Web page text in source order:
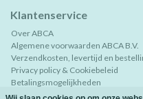
Klantenservice
Over ABCA
Algemene voorwaarden ABCA B.V.
Verzendkosten, levertijd en
Privacy policy & Cookiebeleid
Betalingsmogelijkheden
Retourneren